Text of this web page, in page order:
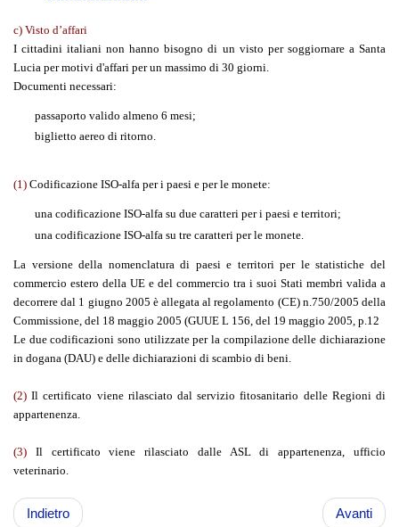
c) Visto d’affari
I cittadini italiani non hanno bisogno di un visto per soggiornare a Santa
Lucia per motivi d'affari per un massimo di 30 giorni.
Documenti necessari:
passaporto valido almeno 6 mesi;
biglietto aereo di ritorno.
(1) Codificazione ISO-alfa per i paesi e per le monete:
una codificazione ISO-alfa su due caratteri per i paesi e territori;
una codificazione ISO-alfa su tre caratteri per le monete.
La versione della nomenclatura di paesi e territori per le statistiche del
commercio estero della UE e del commercio tra i suoi Stati membri valida a
decorrere dal 1 giugno 2005 è allegata al regolamento (CE) n.750/2005 della
Commissione, del 18 maggio 2005 (GUUE L 156, del 19 maggio 2005, p.12
Le due codificazioni sono utilizzate per la compilazione delle dichiarazione
in dogana (DAU) e delle dichiarazioni di scambio di beni.
(2) Il certificato viene rilasciato dal servizio fitosanitario delle Regioni di
appartenenza.
(3) Il certificato viene rilasciato dalle ASL di appartenenza, ufficio
veterinario.
Indietro Avanti